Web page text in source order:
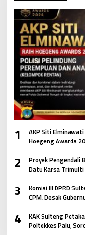
1
AKP Siti
Hoegeng Awards
2
Proyek Pengendali
Datu Karsa
3
Komisi III DPRD
CPM, Desak
4
KAK Sulteng
Poltekkes Palu,